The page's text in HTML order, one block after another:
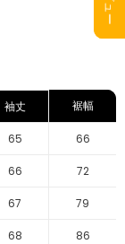
袖丈 裾幅
65 66
66 72
67 79
68 86